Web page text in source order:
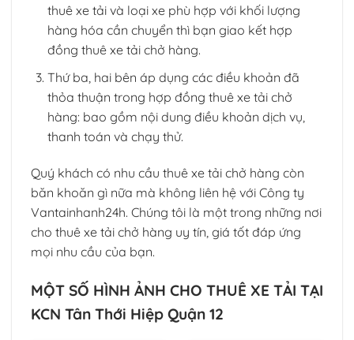
thuê xe tải và loại xe phù hợp với khối lượng
hàng hóa cần chuyển thì bạn giao kết hợp
đồng thuê xe tải chở hàng.
Thứ ba, hai bên áp dụng các điều khoản đã
thỏa thuận trong hợp đồng thuê xe tải chở
hàng: bao gồm nội dung điều khoản dịch vụ,
thanh toán và chạy thử.
Quý khách có nhu cầu thuê xe tải chở hàng còn
băn khoăn gì nữa mà không liên hệ với Công ty
Vantainhanh24h. Chúng tôi là một trong những nơi
cho thuê xe tải chở hàng uy tín, giá tốt đáp ứng
mọi nhu cầu của bạn.
MỘT SỐ HÌNH ẢNH CHO THUÊ XE TẢI TẠI
KCN Tân Thới Hiệp Quận 12